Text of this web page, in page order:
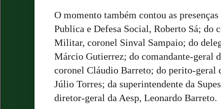
O momento também contou as
Publica e Defesa Social, Roberto Sá; do
Militar, coronel Sinval Sampaio; do
Márcio Gutierrez; do comandante-geral
coronel Cláudio Barreto; do perito-geral
Júlio Torres; da superintendente da
diretor-geral da Aesp, Leonardo Barreto.